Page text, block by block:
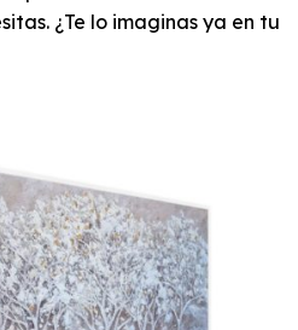
¿Te lo imaginas ya en tu